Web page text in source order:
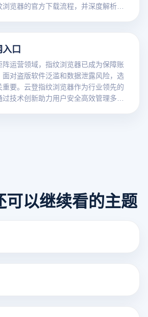
览器的官方下载流程，并深度解析其
口
运营领域，指纹浏览器已成为保障账
对盗版软件泛滥和数据泄露风险，选
要。云登指纹浏览器作为行业领先的
技术创新助力用户安全高效管理多账
可以继续看的主题